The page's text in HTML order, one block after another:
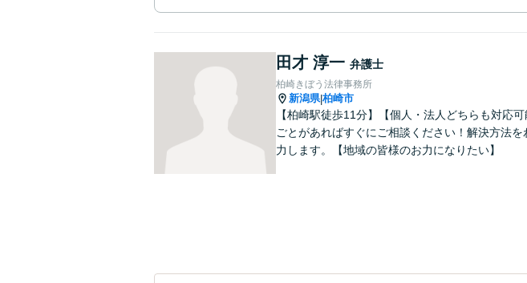
田才 淳一 弁護士
柏崎きぼう法律事務所
新潟県|柏崎市
【柏崎駅徒歩11分】【個人・法人どちらも対応
ごとがあればすぐにご相談ください！解決方法
力します。【地域の皆様のお力になりたい】